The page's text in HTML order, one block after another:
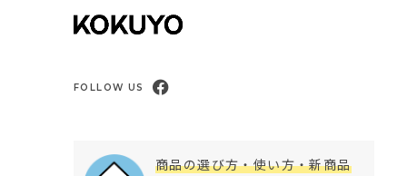
FOLLOW US
商品の選び方・使い方・新商品